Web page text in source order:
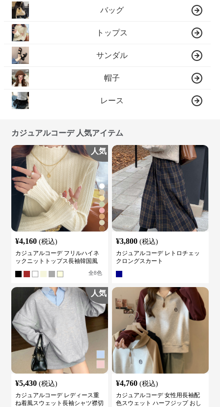
バッグ
トップス
サンダル
帽子
レース
カジュアルコーデ 人気アイテム
人気
¥4,160 (税込)
カジュアルコーデ フリルハイネ
ックニットトップス長袖韓国風
全8色
¥3,800 (税込)
カジュアルコーデ レトロチェッ
クロングスカート
人気
¥5,430 (税込)
カジュアルコーデ レディース重
ね着風スウェット長袖シャツ襟切
¥4,760 (税込)
カジュアルコーデ 女性用長袖配
色スウェット ハーフジップ おし